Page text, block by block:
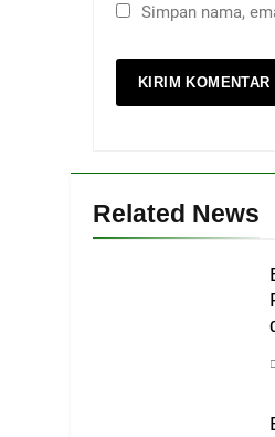
Simpan nama,
Related News